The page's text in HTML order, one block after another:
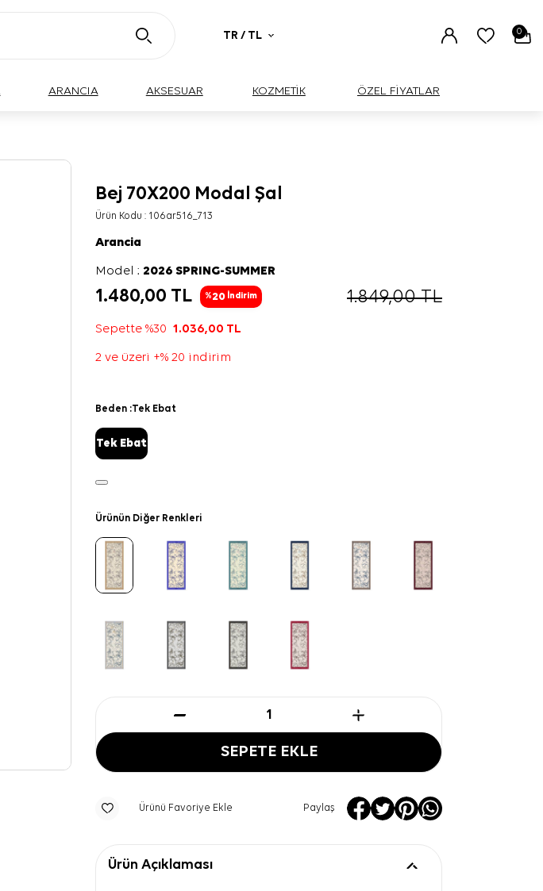
TR / TL 0
ARANCIA AKSESUAR KOZMETİK ÖZEL FİYATLAR
Bej 70X200 Modal Şal
Ürün Kodu : 106ar516_713
Arancia
Model :2026 SPRING-SUMMER
1.480,00 TL %20 İndirim 1.849,00TL
Sepette %301.036,00 TL
2 ve üzeri +% 20 indirim
Beden :Tek Ebat
Tek Ebat
Ürünün Diğer Renkleri
SEPETE EKLE
Ürünü Favoriye Ekle Paylaş
Ürün Açıklaması